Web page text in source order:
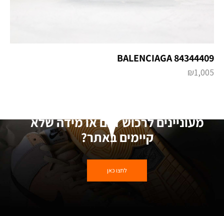
BALENCIAGA 84344409
₪1,005
מעוניינים לרכוש דגם או מידה שלא
קיימים באתר?
לחצו כאן